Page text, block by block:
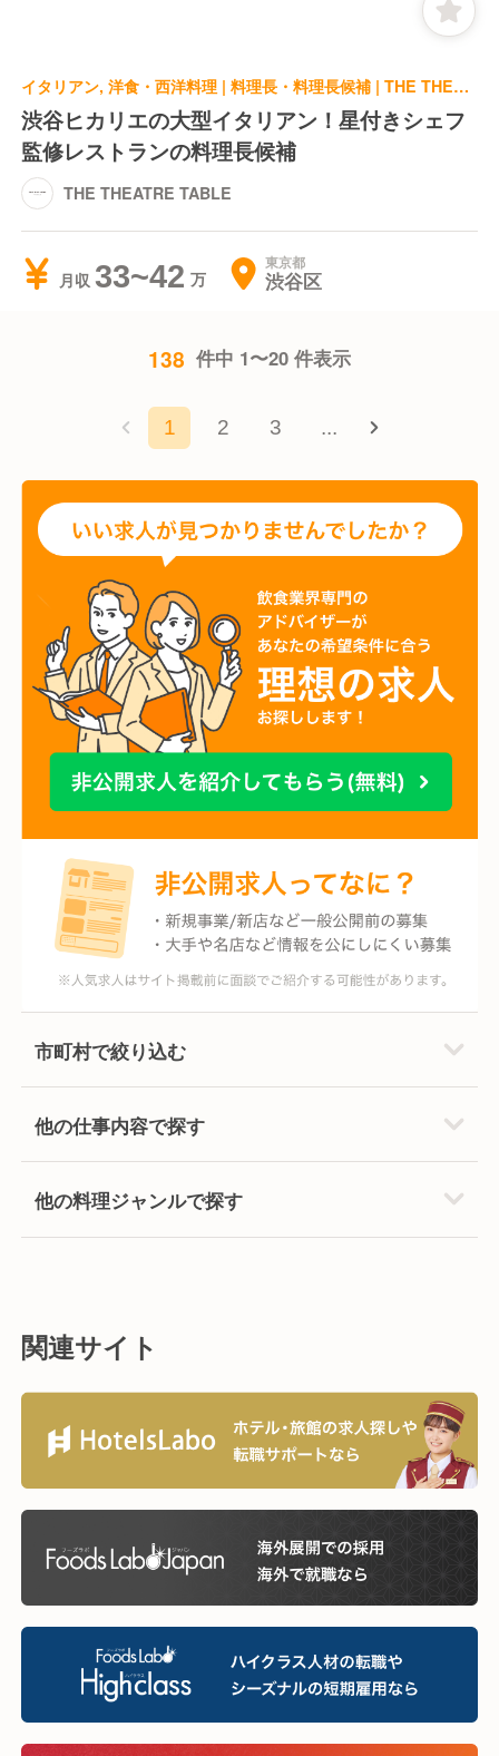
イタリアン, 洋食・西洋料理 | 料理長・料理長候補 | THE THEATRE TABLE
渋谷ヒカリエの大型イタリアン！星付きシェフ
監修レストランの料理長候補
THE THEATRE TABLE
月収 33~42 東京都
渋谷区
138 件中 1〜20 件表示
1 2 3 ...
市町村で絞り込む
他の仕事内容で探す
他の料理ジャンルで探す
関連サイト